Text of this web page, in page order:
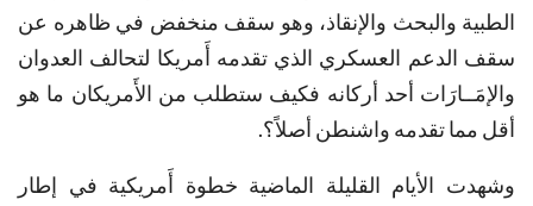
الطبية والبحث والإنقاذ، وهو سقف منخفض في ظاهره عن
سقف الدعم العسكري الذي تقدمه أَمريكا لتحالف العدوان
والإمَــارَات أحد أركانه فكيف ستطلب من الأَمريكان ما هو
أقل مما تقدمه واشنطن أصلاً؟.
وشهدت الأيام القليلة الماضية خطوة أَمريكية في إطار